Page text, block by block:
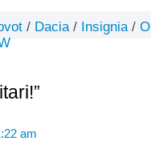
/ Dacia/ Insignia/
am